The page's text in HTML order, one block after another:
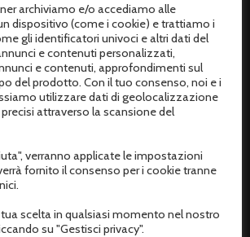
di vendita
contratto
archiviamo e/o accediamo alle
dispositivo (come i cookie) e trattiamo i
gli identificatori univoci e altri dati del
e contenuti personalizzati,
e contenuti, approfondimenti sul
del prodotto. Con il tuo consenso, noi e i
utilizzare dati di geolocalizzazione
attraverso la scansione del
verranno applicate le impostazioni
fornito il consenso per i cookie tranne
scelta in qualsiasi momento nel nostro
su "Gestisci privacy".